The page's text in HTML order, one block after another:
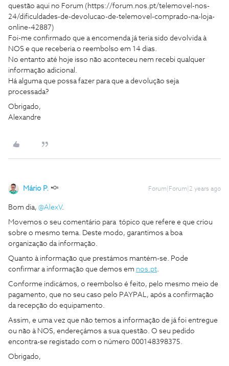
questão aqui no Forum (https://forum.nos.pt/telemovel-nos-
24/dificuldades-de-devolucao-de-telemovel-comprado-na-loja-
online-42887)
Foi-me confirmado que a encomenda já teria sido devolvida à
NOS e que receberia o reembolso em 14 dias.
No entanto até hoje isso não aconteceu nem recebi qualquer
informação adicional.
Há alguma que possa fazer para que a devolução seja
processada?
Obrigado,
Alexandre
Mário P. Forum|Forum|2 years ago
Bom dia, @AlexV.
Movemos o seu comentário para tópico que refere e que criou
sobre o mesmo tema. Deste modo, garantimos a boa
organização da informação.
Quanto à informação que prestámos mantém-se. Pode
confirmar a informação que demos em nos.pt.
Conforme indicámos, o reembolso é feito, pelo mesmo meio de
pagamento, que no seu caso pelo PAYPAL, após a confirmação
da recepção do equipamento.
Assim, e uma vez que não temos a informação de já foi entregue
ou não à NOS, endereçámos a sua questão. O seu pedido
encontra-se registado com o número 000148398375.
Obrigado,